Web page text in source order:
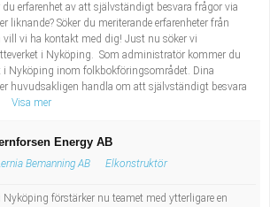
erfarenhet av att självständigt besvara frågor via
liknande? Söker du meriterande erfarenheter från
vill vi ha kontakt med dig! Just nu söker vi
i Nyköping. Som administratör kommer du
i Nyköping inom folkbokföringsområdet. Dina
huvudsakligen handla om att självständigt besvara
Visa mer
Energy AB
Bemanning AB Elkonstruktör
Nyköping förstärker nu teamet med ytterligare en